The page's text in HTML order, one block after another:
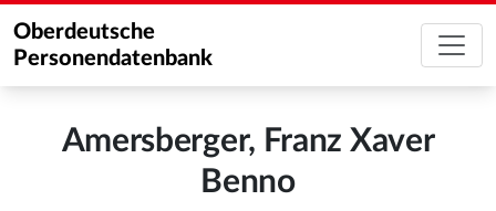
Oberdeutsche
Personendatenbank
Amersberger, Franz Xaver
Benno